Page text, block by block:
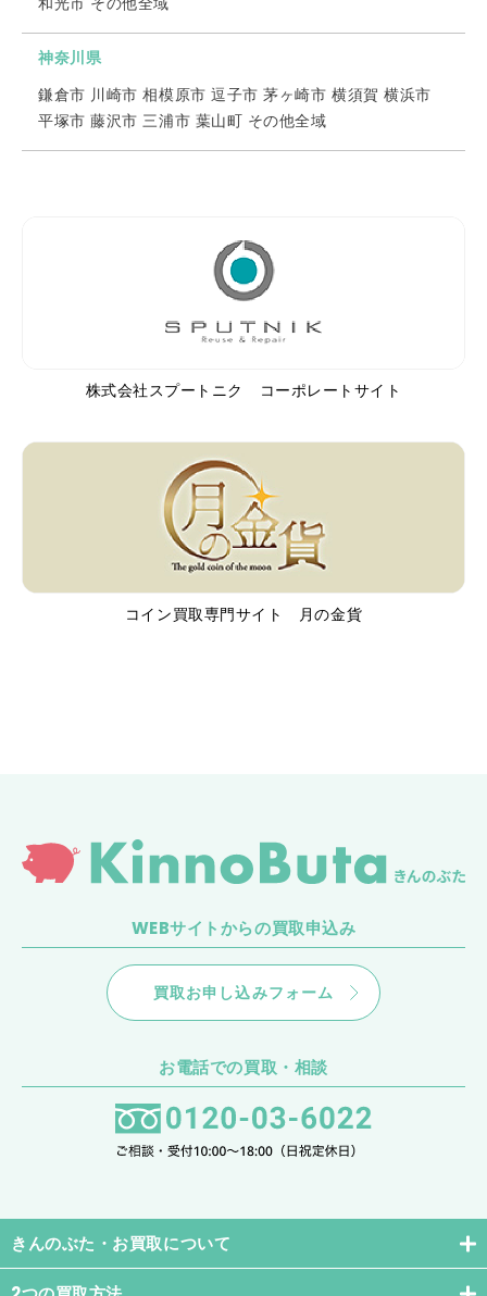
神奈川県
鎌倉市 川崎市 相模原市 逗子市 茅ヶ崎市 横須賀 横浜市
平塚市 藤沢市 三浦市 葉山町 その他全域
株式会社スプートニク コーポレートサイト
コイン買取専門サイト 月の金貨
き
ん
の
WEBサイトからの買取申込み
買取お申し込みフォーム
お電話での買取・相談
きんのぶた・お買取について